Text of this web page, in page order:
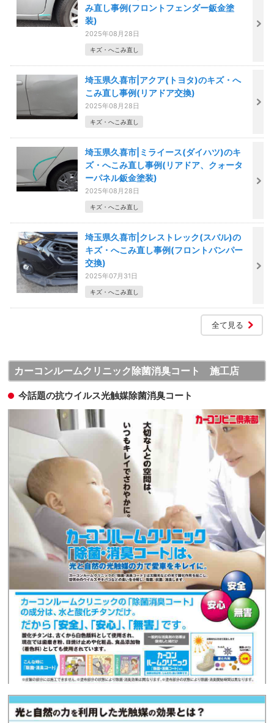
み直し事例(フロントフェンダー鈑金塗
装)
2025年08月28日
キズ・へこみ直し
埼玉県久喜市|アクア(トヨタ)のキズ・へ
こみ直し事例(リアドア交換)
2025年08月28日
キズ・へこみ直し
埼玉県久喜市|ミライース(ダイハツ)のキ
ズ・へこみ直し事例(リアドア、クォータ
ーパネル鈑金塗装)
2025年08月28日
キズ・へこみ直し
埼玉県久喜市|クレストレック(スバル)の
キズ・へこみ直し事例(フロントバンパー
交換)
2025年07月31日
キズ・へこみ直し
全て見る
カーコンルームクリニック除菌消臭コート 施工店
今話題の抗ウイルス光触媒除菌消臭コート